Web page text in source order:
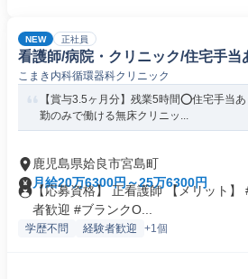
NEW 正社員
看護師/病院・クリニック/住宅手当
こまき内科循環器科クリニック
【賞与3.5ヶ月分】残業5時間⭕住宅手当
勤のみで働ける無床クリニッ...
鹿児島県姶良市宮島町
月給20万6300円～25万6300円
【応募資格】 正看護師 【メリット】
者歓迎 #ブランクO...
学歴不問 経験者歓迎 +1個